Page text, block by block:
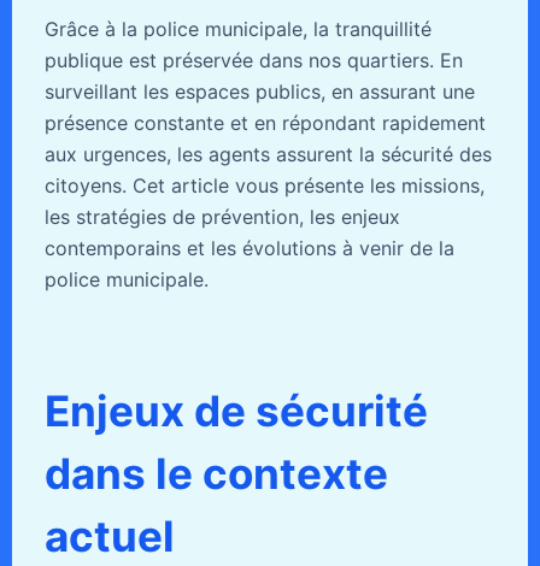
Grâce à la police municipale, la tranquillité
publique est préservée dans nos quartiers. En
surveillant les espaces publics, en assurant une
présence constante et en répondant rapidement
aux urgences, les agents assurent la sécurité des
citoyens. Cet article vous présente les missions,
les stratégies de prévention, les enjeux
contemporains et les évolutions à venir de la
police municipale.
Enjeux de sécurité
dans le contexte
actuel